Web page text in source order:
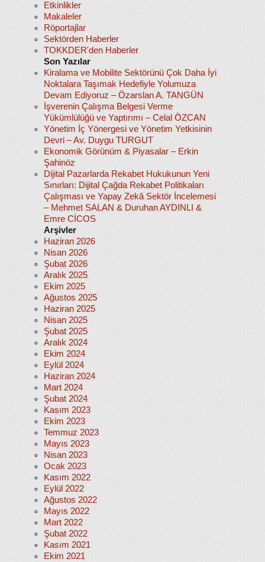
Etkinlikler
Makaleler
Röportajlar
Sektörden Haberler
TOKKDER'den Haberler
Son Yazılar
Kiralama ve Mobilite Sektörünü Çok Daha İyi
Noktalara Taşımak Hedefiyle Yolumuza
Devam Ediyoruz – Özarslan A. TANGÜN
İşverenin Çalışma Belgesi Verme
Yükümlülüğü ve Yaptırımı – Celal ÖZCAN
Yönetim İç Yönergesi ve Yönetim Yetkisinin
Devri – Av. Duygu TURGUT
Ekonomik Görünüm & Piyasalar – Erkin
Şahinöz
Dijital Pazarlarda Rekabet Hukukunun Yeni
Sınırları: Dijital Çağda Rekabet Politikaları
Çalışması ve Yapay Zekâ Sektör İncelemesi
– Mehmet SALAN & Duruhan AYDINLI &
Emre CİCOS
Arşivler
Haziran 2026
Nisan 2026
Şubat 2026
Aralık 2025
Ekim 2025
Ağustos 2025
Haziran 2025
Nisan 2025
Şubat 2025
Aralık 2024
Ekim 2024
Eylül 2024
Haziran 2024
Mart 2024
Şubat 2024
Kasım 2023
Ekim 2023
Temmuz 2023
Mayıs 2023
Nisan 2023
Ocak 2023
Kasım 2022
Eylül 2022
Ağustos 2022
Mayıs 2022
Mart 2022
Şubat 2022
Kasım 2021
Ekim 2021